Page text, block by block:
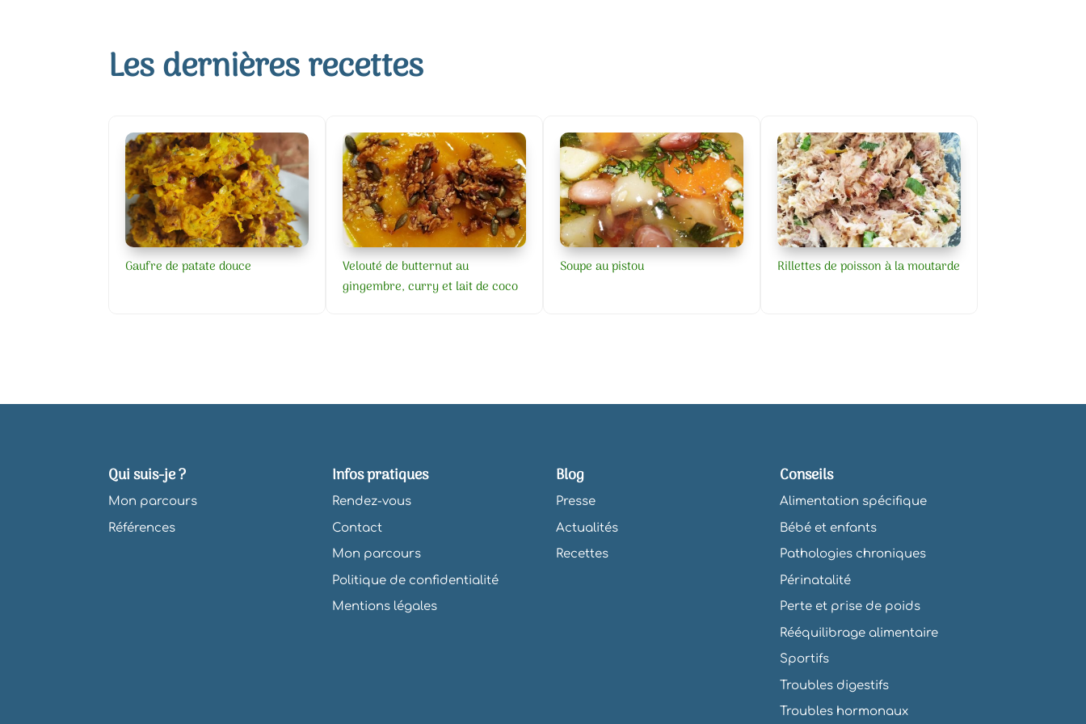
Les dernières recettes
Gaufre de patate douce
Velouté de butternut au
gingembre, curry et lait de coco
Soupe au pistou Rillettes de poisson à la moutarde
Qui suis-je ?
Mon parcours
Références
Infos pratiques
Rendez-vous
Contact
Mon parcours
Politique de confidentialité
Mentions légales
Blog
Presse
Actualités
Recettes
Conseils
Alimentation spécifique
Bébé et enfants
Pathologies chroniques
Périnatalité
Perte et prise de poids
Rééquilibrage alimentaire
Sportifs
Troubles digestifs
Troubles hormonaux